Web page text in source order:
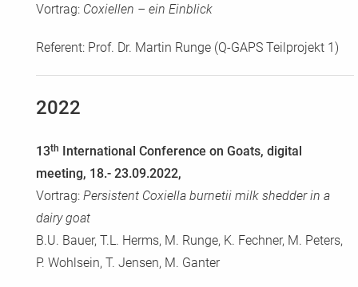
Vortrag: Coxiellen – ein Einblick
Referent: Prof. Dr. Martin Runge (Q-GAPS Teilprojekt 1)
2022
13th International Conference on Goats, digital
meeting, 18.- 23.09.2022,
Vortrag: Persistent Coxiella burnetii milk shedder in a
dairy goat
B.U. Bauer, T.L. Herms, M. Runge, K. Fechner, M. Peters,
P. Wohlsein, T. Jensen, M. Ganter